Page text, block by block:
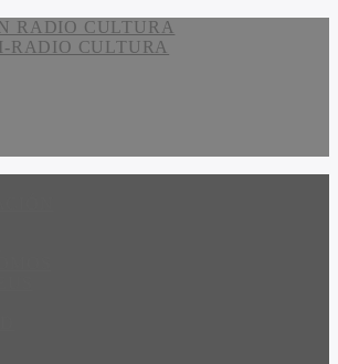
RADIO CULTURA
RADIO CULTURA